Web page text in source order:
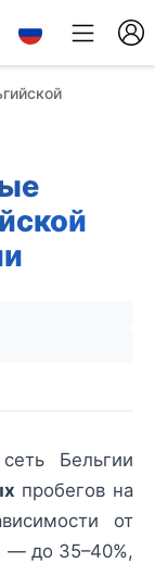
Бельгии
пробегов на
от
— до 35–40%,